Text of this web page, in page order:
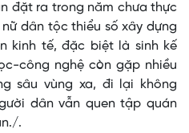
đặt ra trong năm chưa thực
dân tộc thiểu số xây dựng
kinh tế, đặc biệt là sinh kế
công nghệ còn gặp nhiều
sâu vùng xa, đi lại không
dân vẫn quen tập quán
.